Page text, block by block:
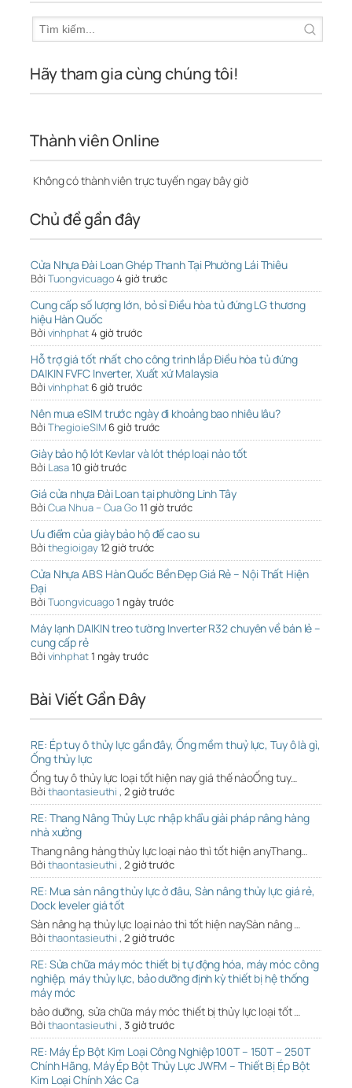
Hãy tham gia cùng chúng tôi!
Thành viên Online
Không có thành viên trực tuyến ngay bây giờ
Chủ đề gần đây
Cửa Nhựa Đài Loan Ghép Thanh Tại Phường Lái Thiêu
Bởi Tuongvicuago4 giờ trước
Cung cấp số lượng lớn, bỏ sỉ Điều hòa tủ đứng LG thương
hiệu Hàn Quốc
Bởi vinhphat4 giờ trước
Hỗ trợ giá tốt nhất cho công trình lắp Điều hòa tủ đứng
DAIKIN FVFC Inverter, Xuất xứ Malaysia
Bởi vinhphat 6 giờ trước
Nên mua eSIM trước ngày đi khoảng bao nhiêu lâu?
Bởi ThegioieSIM 6 giờ trước
Giày bảo hộ lót Kevlar và lót thép loại nào tốt
Bởi Lasa10 giờ trước
Giá cửa nhựa Đài Loan tại phường Linh Tây
Bởi Cua Nhua – Cua Go 11 giờ trước
Ưu điểm của giày bảo hộ đế cao su
Bởi thegioigay12 giờ trước
Cửa Nhựa ABS Hàn Quốc Bền Đẹp Giá Rẻ – Nội Thất Hiện
Đại
Bởi Tuongvicuago1 ngày trước
Máy lạnh DAIKIN treo tường Inverter R32 chuyên về bán lẻ –
cung cấp rẻ
Bởi vinhphat1 ngày trước
Bài Viết Gần Đây
RE: Ép tuy ô thủy lực gần đây, Ống mềm thuỷ lực, Tuy ô là gì,
Ống thủy lực
Ống tuy ô thủy lực loại tốt hiện nay giá thế nàoỐng tuy…
Bởi thaontasieuthi , 2 giờ trước
RE: Thang Nâng Thủy Lực nhập khẩu giải pháp nâng hàng
nhà xưởng
Thang nâng hàng thủy lực loại nào thì tốt hiện anyThang…
Bởi thaontasieuthi , 2 giờ trước
RE: Mua sàn nâng thủy lực ở đâu, Sàn nâng thủy lực giá rẻ,
Dock leveler giá tốt
Sàn nâng hạ thủy lực loại nào thì tốt hiện naySàn nâng …
Bởi thaontasieuthi , 2 giờ trước
RE: Sửa chữa máy móc thiết bị tự động hóa, máy móc công
nghiệp, máy thủy lực, bảo dưỡng định kỳ thiết bị hệ thống
máy móc
bảo dưỡng, sửa chữa máy móc thiết bị thủy lực loại tốt …
Bởi thaontasieuthi , 3 giờ trước
RE: Máy Ép Bột Kim Loại Công Nghiệp 100T – 150T – 250T
Chính Hãng, Máy Ép Bột Thủy Lực JWFM – Thiết Bị Ép Bột
Kim Loại Chính Xác Ca